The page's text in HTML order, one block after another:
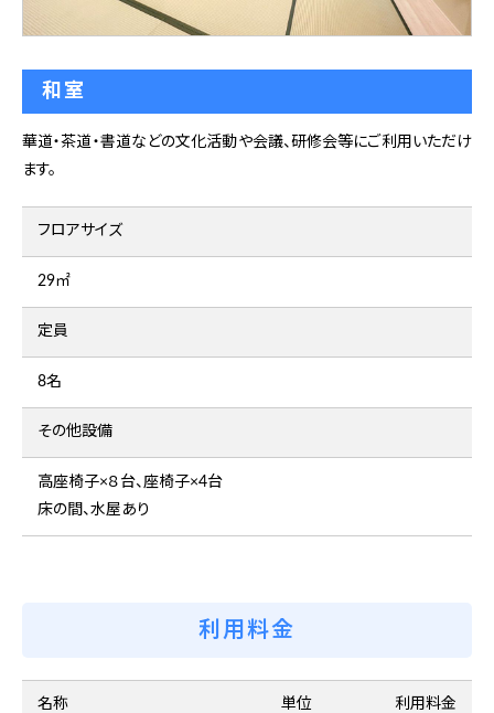
和室
華道・茶道・書道などの文化活動や会議、研修会等にご利用いただけ
ます。
フロアサイズ
29㎡
定員
8名
その他設備
高座椅子×８台、座椅子×4台
床の間、水屋あり
利用料金
名称 単位 利用料金